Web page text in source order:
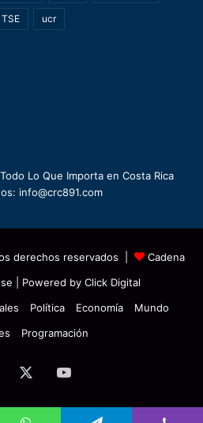
TSE ucr
Lo Que Importa en Costa Rica
info@crc891.com
derechos reservados |
Cadena
| Powered by Click Digital
Política Economía
Mundo
Programación
YouTube